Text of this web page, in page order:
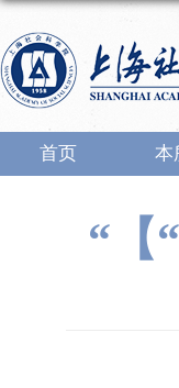
首页 本
“【